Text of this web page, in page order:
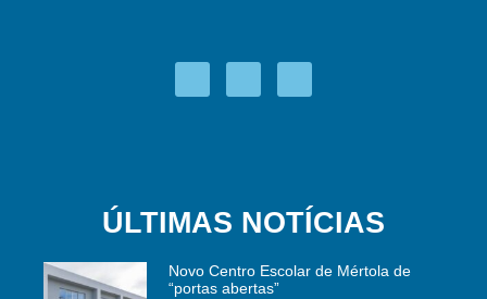
ÚLTIMAS NOTÍCIAS
Novo Centro Escolar de Mértola de
“portas abertas”